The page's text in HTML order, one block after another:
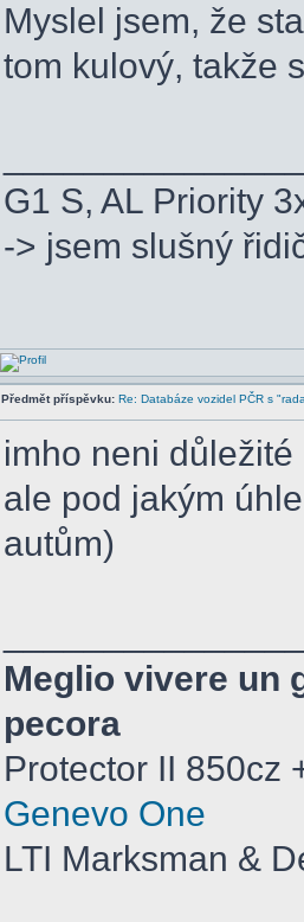
Myslel jsem, že
tom kulový, takže
G1 S, AL Priority
-> jsem slušný
Předmět příspěvku: Re: Databáze vozidel PČR s
imho neni
ale pod jakým
autům)
Meglio vivere un
pecora
Protector II 850cz
Genevo One
LTI Marksman &